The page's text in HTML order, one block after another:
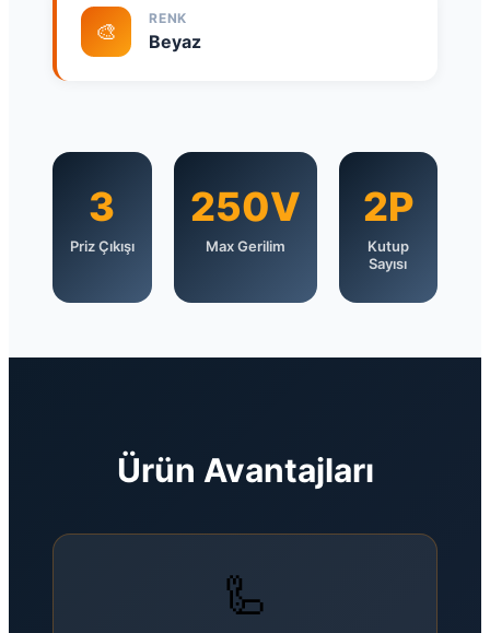
🎨 RENK
Beyaz
3
Priz Çıkışı
250V
Max Gerilim
2P
Kutup
Sayısı
Ürün Avantajları
🦾